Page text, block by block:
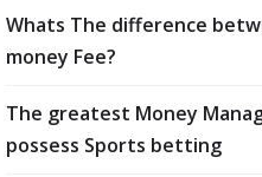
Whats The difference
money Fee?
The greatest Money
possess Sports betting